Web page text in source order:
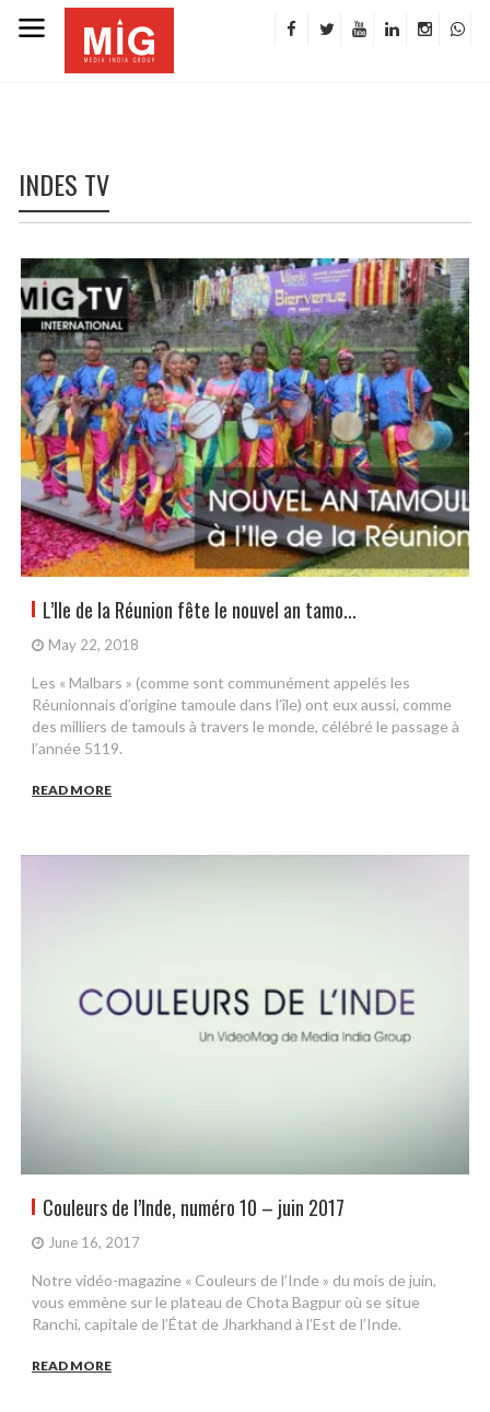
INDES TV
L’Ile de la Réunion fête le nouvel an tamo...
May 22, 2018
Les « Malbars » (comme sont communément appelés les
Réunionnais d’origine tamoule dans l’île) ont eux aussi, comme
des milliers de tamouls à travers le monde, célébré le passage à
l’année 5119.
READ MORE
Couleurs de l’Inde, numéro 10 – juin 2017
June 16, 2017
Notre vidéo-magazine « Couleurs de l’Inde » du mois de juin,
vous emmène sur le plateau de Chota Bagpur où se situe
Ranchi, capitale de l’État de Jharkhand à l’Est de l’Inde.
READ MORE